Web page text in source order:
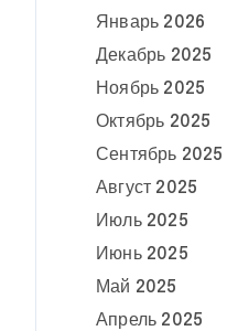
Январь 2026
Декабрь 2025
Ноябрь 2025
Октябрь 2025
Сентябрь 2025
Август 2025
Июль 2025
Июнь 2025
Май 2025
Апрель 2025